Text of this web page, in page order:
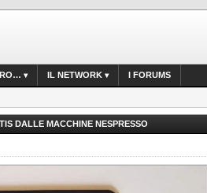
IL NETWORK I FORUMS
DALLE MACCHINE NESPRESSO